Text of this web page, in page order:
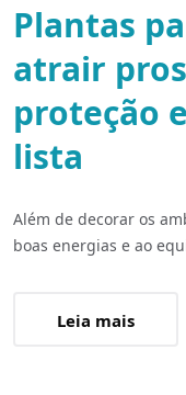
Plantas
atrair
proteção
lista
Além de decorar os
boas energias e ao
Leia mais